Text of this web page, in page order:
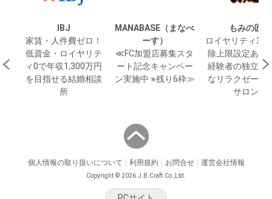
IBJ
家賃・人件費ゼロ！
低資金・ロイヤリテ
ィ0で年収1,300万円
を目指せる結婚相談
所
MANABASE（まなべ
ーす）
≪FC加盟店募集スタ
ート記念キャンペー
ン実施中 ※残り6枠≫
もみの匠
ロイヤリティ3か
除上限設定あり
経験者の独立に
なリラクゼーシ
サロン
個人情報の取り扱いについて 利用規約 お問合せ 運営会社情報
Copyright © 2026 J.B.Craft Co.,Ltd.